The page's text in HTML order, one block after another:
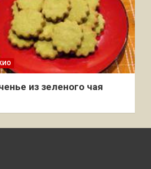
из зеленого чая